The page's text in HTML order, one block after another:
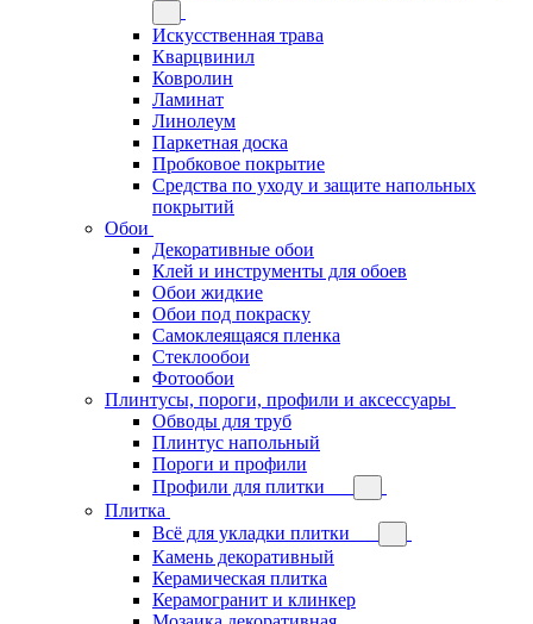
Искусственная трава
Кварцвинил
Ковролин
Ламинат
Линолеум
Паркетная доска
Пробковое покрытие
Средства по уходу и защите напольных
покрытий
Обои
Декоративные обои
Клей и инструменты для обоев
Обои жидкие
Обои под покраску
Самоклеящаяся пленка
Стеклообои
Фотообои
Плинтусы, пороги, профили и аксессуары
Обводы для труб
Плинтус напольный
Пороги и профили
Профили для плитки
Плитка
Всё для укладки плитки
Камень декоративный
Керамическая плитка
Керамогранит и клинкер